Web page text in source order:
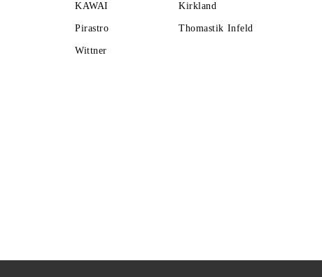
KAWAI Kirkland
Pirastro Thomastik Infeld
Wittner